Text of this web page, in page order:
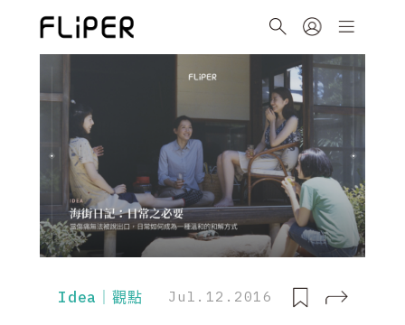
Idea｜觀點 Jul.12.2016